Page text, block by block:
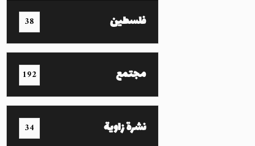
فلسطين 38
مجتمع 192
نشرة زاوية 34